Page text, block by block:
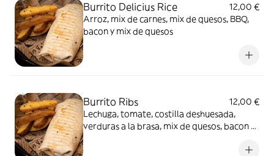
Burrito Delicius Rice
12,00 €
Arroz, mix de carnes, mix de quesos, BBQ,
bacon y mix de quesos
Burrito Ribs
12,00 €
Lechuga, tomate, costilla deshuesada,
verduras a la brasa, mix de quesos, bacon y